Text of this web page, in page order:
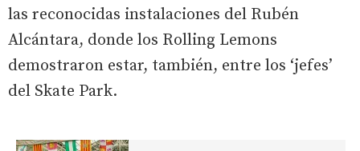
las reconocidas instalaciones del Rubén
Alcántara, donde los Rolling Lemons
demostraron estar, también, entre los ‘jefes’
del Skate Park.